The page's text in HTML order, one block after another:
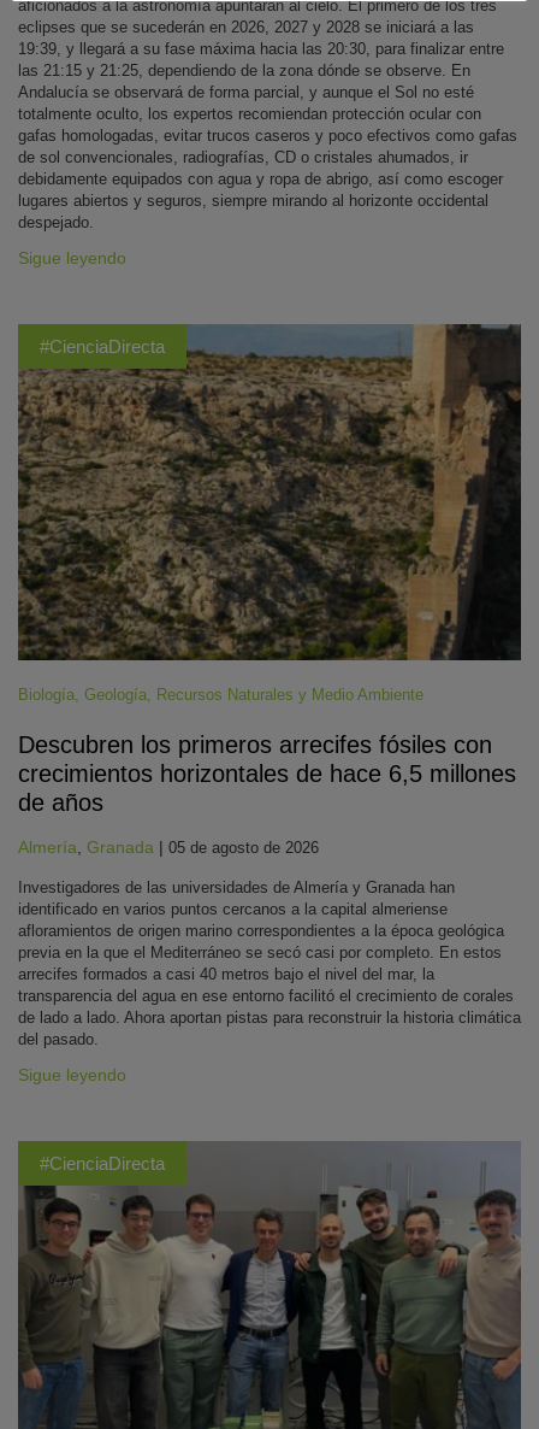
aficionados a la astronomía apuntarán al cielo. El primero de los tres
eclipses que se sucederán en 2026, 2027 y 2028 se iniciará a las
19:39, y llegará a su fase máxima hacia las 20:30, para finalizar entre
las 21:15 y 21:25, dependiendo de la zona dónde se observe. En
Andalucía se observará de forma parcial, y aunque el Sol no esté
totalmente oculto, los expertos recomiendan protección ocular con
gafas homologadas, evitar trucos caseros y poco efectivos como gafas
de sol convencionales, radiografías, CD o cristales ahumados, ir
debidamente equipados con agua y ropa de abrigo, así como escoger
lugares abiertos y seguros, siempre mirando al horizonte occidental
despejado.
Sigue leyendo
#CienciaDirecta
Biología Geología Recursos Naturales y Medio Ambiente
Descubren los primeros arrecifes fósiles con
crecimientos horizontales de hace 6,5 millones
de años
Almería Granada | 05 de agosto de 2026
Investigadores de las universidades de Almería y Granada han
identificado en varios puntos cercanos a la capital almeriense
afloramientos de origen marino correspondientes a la época geológica
previa en la que el Mediterráneo se secó casi por completo. En estos
arrecifes formados a casi 40 metros bajo el nivel del mar, la
transparencia del agua en ese entorno facilitó el crecimiento de corales
de lado a lado. Ahora aportan pistas para reconstruir la historia climática
del pasado.
Sigue leyendo
#CienciaDirecta